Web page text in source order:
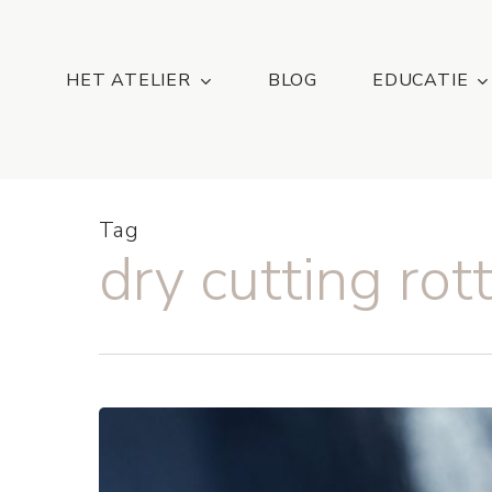
HET ATELIER BLOG EDUCATIE
Tag
dry cutting
The